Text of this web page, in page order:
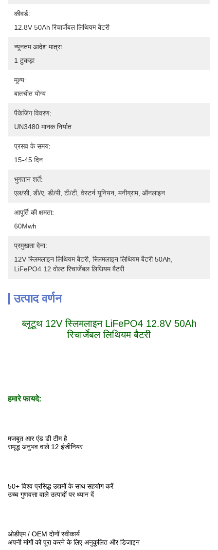
कीवर्ड:
12.8V 50Ah रिचार्जेबल लिथियम बैटरी
न्यूनतम आदेश मात्रा:
1 टुकड़ा
मूल्य:
बातचीत योग्य
पैकेजिंग विवरण:
UN3480 मानक निर्यात
प्रसव के समय:
15-45 दिन
भुगतान शर्तें:
एल/सी, डी/ए, डी/पी, टी/टी, वेस्टर्न यूनियन, मनीग्राम, ऑनलाइन
आपूर्ति की क्षमता:
60Mwh
प्रमुखता देना:
12V स्लिमलाइन लिथियम बैटरी, स्लिमलाइन लिथियम बैटरी 50Ah
LiFePO4 12 वोल्ट रिचार्जेबल लिथियम बैटरी
उत्पाद वर्णन
ब्लूटूथ 12V स्लिमलाइन LiFePO4 12.8V 50Ah
रिचार्जेबल लिथियम बैटरी
हमारे फायदे:
मजबूत आर एंड डी टीम है
समृद्ध अनुभव वाले 12 इंजीनियर
50+ विश्व प्रसिद्ध उद्यमों के साथ सहयोग करें
उच्च गुणवत्ता वाले उत्पादों पर ध्यान दें
ओडीएम / OEM दोनों स्वीकार्य
अपनी मांगों को पूरा करने के लिए अनुकूलित और डिजाइन